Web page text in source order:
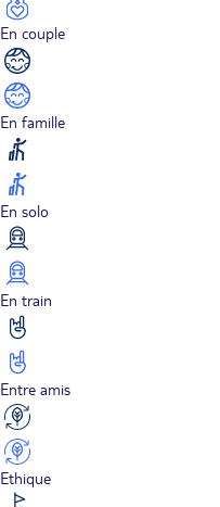
En couple
En famille
En solo
En train
Entre amis
Ethique